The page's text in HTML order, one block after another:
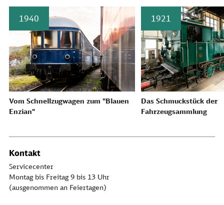
1940
Vom Schnellzugwagen zum "Blauen
Enzian"
1921
Das Schmuckstück der
Fahrzeugsammlung
Kontakt
Servicecenter
Montag bis Freitag 9 bis 13 Uhr
(ausgenommen an Feiertagen)